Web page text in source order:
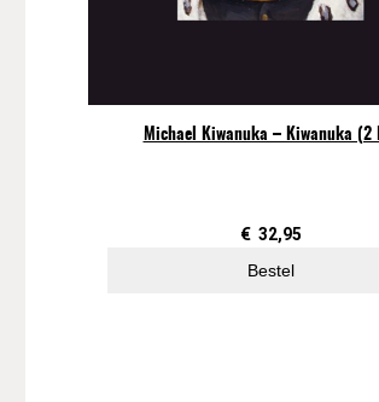
Michael Kiwanuka – Kiwanuka (2
€ 32,95
Bestel